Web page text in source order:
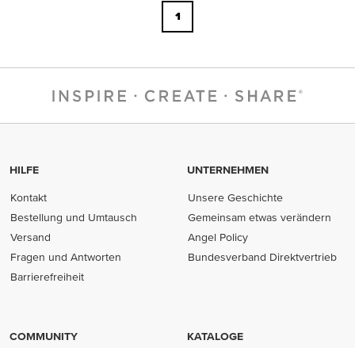
1
HILFE
Kontakt
Bestellung und Umtausch
Versand
Fragen und Antworten
Barrierefreiheit
UNTERNEHMEN
Unsere Geschichte
Gemeinsam etwas verändern
Angel Policy
Bundesverband Direktvertrieb
COMMUNITY KATALOGE